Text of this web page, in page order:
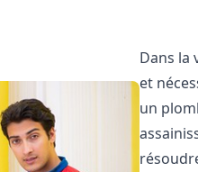
Dans la
et
un